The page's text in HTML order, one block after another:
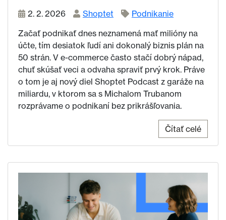
2. 2. 2026 Shoptet
Podnikanie
Začať podnikať dnes neznamená mať milióny na
účte, tím desiatok ľudí ani dokonalý biznis plán na
50 strán. V e-commerce často stačí dobrý nápad,
chuť skúšať veci a odvaha spraviť prvý krok. Práve
o tom je aj nový diel Shoptet Podcast z garáže na
miliardu, v ktorom sa s Michalom Trubanom
rozprávame o podnikaní bez prikrášľovania.
Čítať celé